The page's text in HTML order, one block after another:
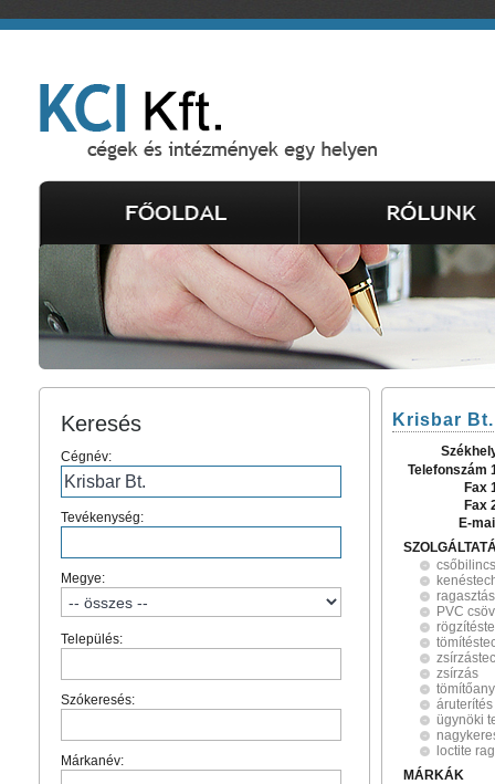
Keresés
Cégnév:
Tevékenység:
Megye:
Település:
Szókeresés:
Márkanév:
Krisbar Bt.
Telefonszám
Fax
Fax
E-
csőbilincs
PVC
zsírzás
áruterítés
ügynöki
loctite
MÁRKÁK